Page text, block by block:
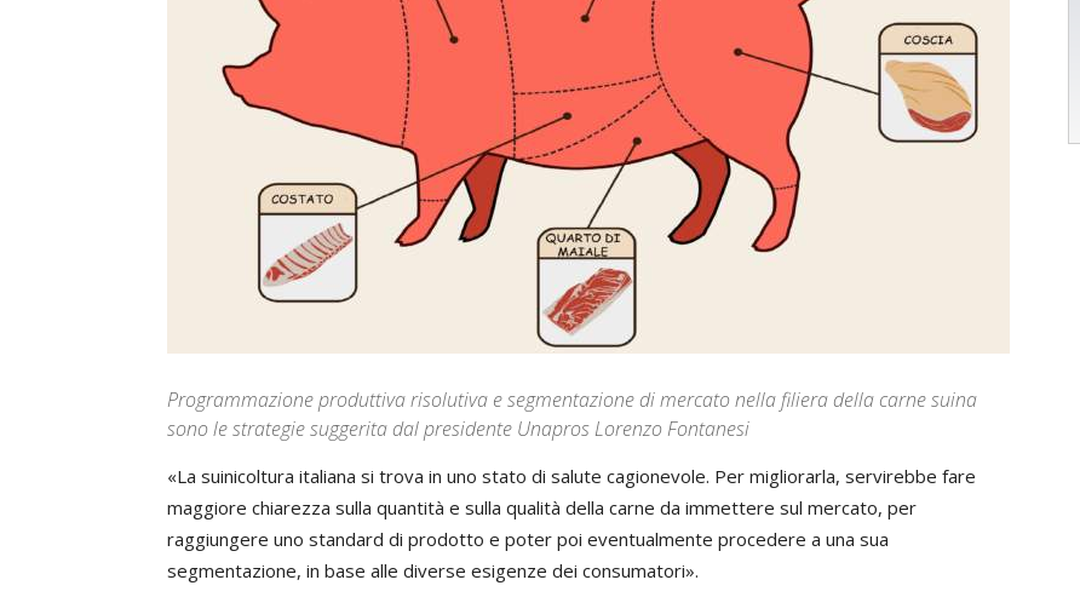
Programmazione produttiva risolutiva e segmentazione di mercato nella filiera della carne suina
sono le strategie suggerita dal presidente Unapros Lorenzo Fontanesi
«La suinicoltura italiana si trova in uno stato di salute cagionevole. Per migliorarla, servirebbe fare
maggiore chiarezza sulla quantità e sulla qualità della carne da immettere sul mercato, per
raggiungere uno standard di prodotto e poter poi eventualmente procedere a una sua
segmentazione, in base alle diverse esigenze dei consumatori».